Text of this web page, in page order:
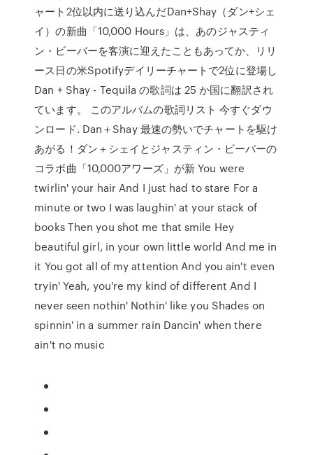
ャート2位以内に送り込んだDan+Shay（ダン+シェ
イ）の新曲「10,000 Hours」は、あのジャスティ
ン・ビーバーを客演に迎えたこともあってか、リリ
ース日の米Spotifyデイリーチャートで2位に登場し
Dan + Shay - Tequila の歌詞は 25 か国に翻訳され
ています。 このアルバムの歌詞リスト 今すぐダウ
ンロード. Dan＋Shay 最速の勢いでチャートを駆け
あがる！ダン＋シェイとジャスティン・ビーバーの
コラボ曲「10,000アワーズ」が新 You were
twirlin' your hair And I just had to stare For a
minute or two I was laughin' at your stack of
books Then you shot me that smile Hey
beautiful girl, in your own little world And me in
it You got all of my attention And you ain't even
tryin' Yeah, you're my kind of different And I
never seen nothin' Nothin' like you Shades on
spinnin' in a summer rain Dancin' when there
ain't no music